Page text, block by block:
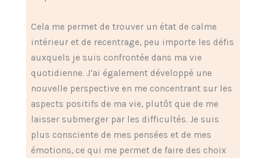
Cela me permet de trouver un état de calme
intérieur et de recentrage, peu importe les défis
auxquels je suis confrontée dans ma vie
quotidienne. J’ai également développé une
nouvelle perspective en me concentrant sur les
aspects positifs de ma vie, plutôt que de me
laisser submerger par les difficultés. Je suis
plus consciente de mes pensées et de mes
émotions, ce qui me permet de faire des choix